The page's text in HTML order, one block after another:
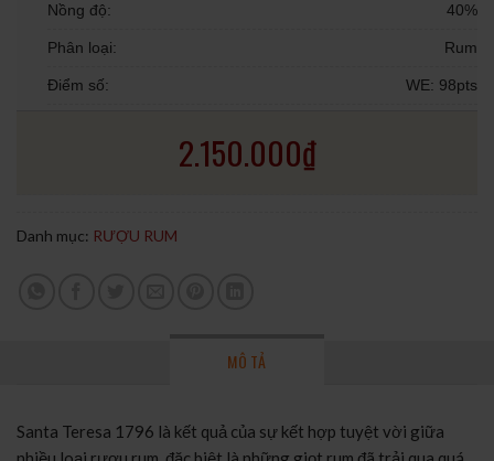
Nồng độ: 40%
Phân loại: Rum
Điểm số: WE: 98pts
2.150.000₫
Danh mục: RƯỢU RUM
MÔ TẢ
Santa Teresa 1796 là kết quả của sự kết hợp tuyệt vời giữa